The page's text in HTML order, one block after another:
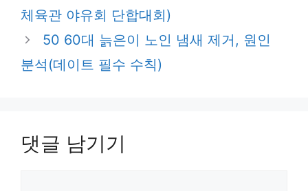
리
체육관 야유회 단합대회)
50 60대 늙은이 노인 냄새 제거, 원인
분석(데이트 필수 수칙)
댓글 남기기